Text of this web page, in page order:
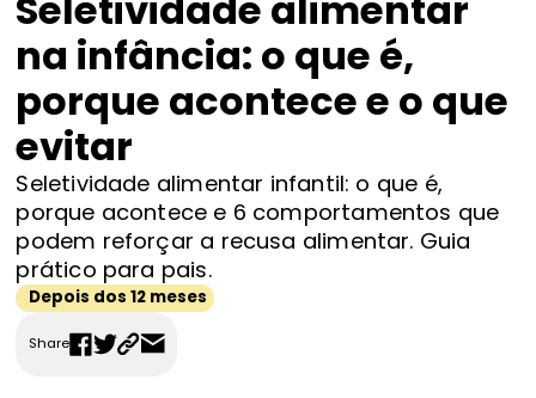
FAQS
Contactos
na infância: o que é,
porque acontece e o que
evitar
Seletividade alimentar infantil: o que é,
porque acontece e 6 comportamentos que
podem reforçar a recusa alimentar. Guia
prático para pais.
Depois dos 12 meses
Share